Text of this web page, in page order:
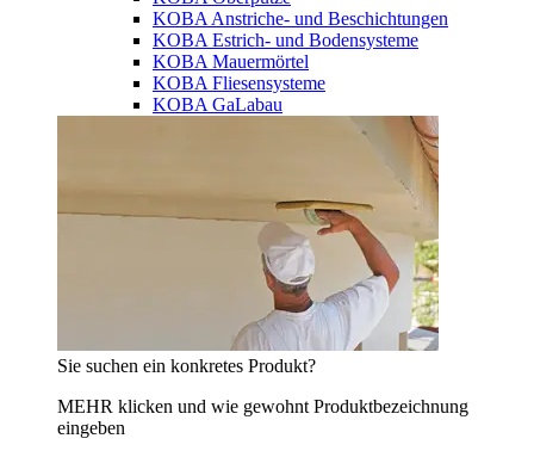
KOBA Anstriche- und Beschichtungen
KOBA Estrich- und Bodensysteme
KOBA Mauermörtel
KOBA Fliesensysteme
KOBA GaLabau
Sie suchen ein konkretes Produkt?
MEHR klicken und wie gewohnt Produktbezeichnung
eingeben